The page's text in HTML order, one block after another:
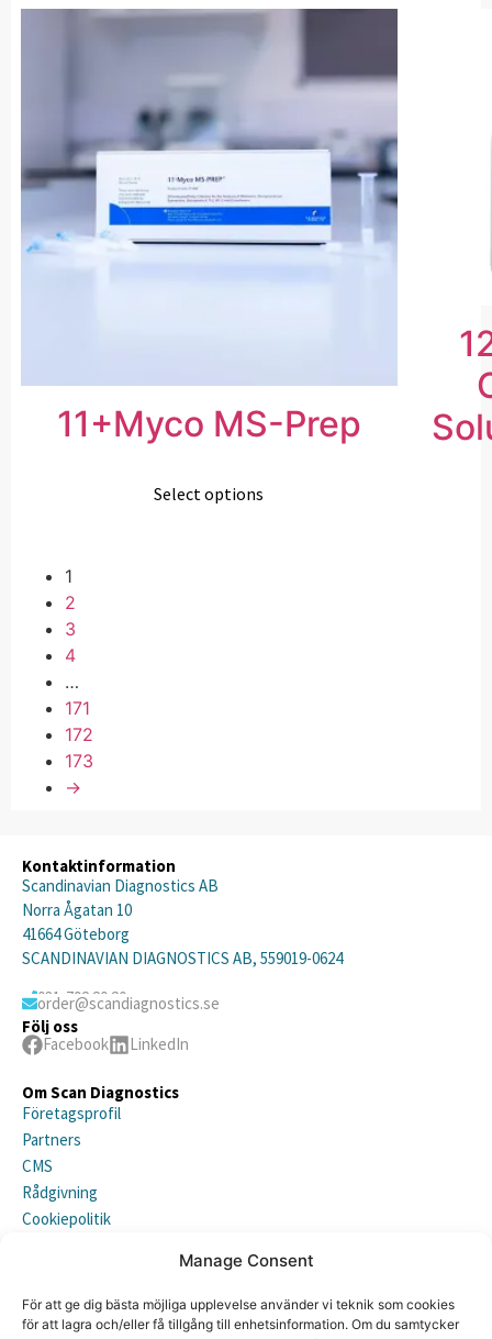
Manage Consent
För att ge dig bästa möjliga upplevelse använder vi teknik som cookies
för att lagra och/eller få tillgång till enhetsinformation. Om du samtycker
11+Myco MS-Prep
Select options
1
2
3
4
…
171
172
173
→
Kontaktinformation
Scandinavian Diagnostics AB
Norra Ågatan 10
41664 Göteborg
SCANDINAVIAN DIAGNOSTICS AB, 559019-0624
031-792 20 20
order@scandiagnostics.se
Följ oss
Facebook
LinkedIn
Om Scan Diagnostics
Företagsprofil
Partners
CMS
Rådgivning
Cookiepolitik